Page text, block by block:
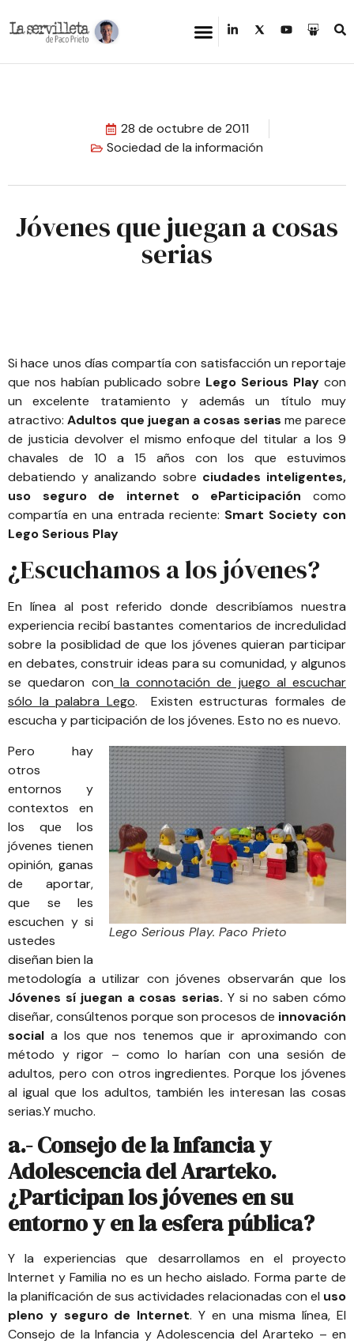
28 de octubre de 2011
Sociedad de la información
Jóvenes que juegan a cosas
serias
Si hace unos días compartía con satisfacción un reportaje
que nos habían publicado sobre Lego Serious Play con
un excelente tratamiento y además un título muy
atractivo: Adultos que juegan a cosas serias me parece
de justicia devolver el mismo enfoque del titular a los 9
chavales de 10 a 15 años con los que estuvimos
debatiendo y analizando sobre ciudades inteligentes,
uso seguro de internet o eParticipación como
compartía en una entrada reciente: Smart Society con
Lego Serious Play
¿Escuchamos a los jóvenes?
En línea al post referido donde describíamos nuestra
experiencia recibí bastantes comentarios de incredulidad
sobre la posiblidad de que los jóvenes quieran participar
en debates, construir ideas para su comunidad, y algunos
se quedaron con la connotación de juego al escuchar
sólo la palabra Lego. Existen estructuras formales de
escucha y participación de los jóvenes. Esto no es nuevo.
Lego Serious Play. Paco Prieto
Pero hay
otros
entornos y
contextos en
los que los
jóvenes tienen
opinión, ganas
de aportar,
que se les
escuchen y si
ustedes
diseñan bien la
metodología a utilizar con jóvenes observarán que los
Jóvenes sí juegan a cosas serias. Y si no saben cómo
diseñar, consúltenos porque son procesos de innovación
social a los que nos tenemos que ir aproximando con
método y rigor – como lo harían con una sesión de
adultos, pero con otros ingredientes. Porque los jóvenes
al igual que los adultos, también les interesan las cosas
serias.Y mucho.
a.- Consejo de la Infancia y
Adolescencia del Ararteko.
¿Participan los jóvenes en su
entorno y en la esfera pública?
Y la experiencias que desarrollamos en el proyecto
Internet y Familia no es un hecho aislado. Forma parte de
la planificación de sus actividades relacionadas con el uso
pleno y seguro de Internet. Y en una misma línea,El
Consejo de la Infancia y Adolescencia del Ararteko – en